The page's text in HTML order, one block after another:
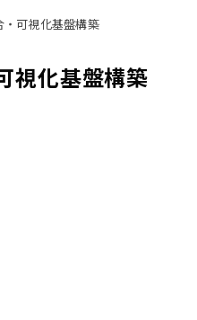
可視化基盤構築
視化基盤構築